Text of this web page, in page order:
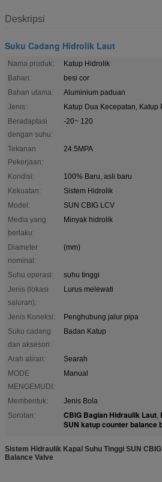
Deskripsi
Suku Cadang Hidrolik Laut
Nama produk:
Katup Hidrolik
Bahan:
besi cor
Bahan utama:
Aluminium paduan
Jenis:
Katup Dua Kecepatan, Katup
Beradaptasi
dengan suhu:
-20~ 120
Tekanan
Pekerjaan:
24.5MPA
Kondisi:
100% Baru, asli baru
Kekuatan:
Sistem Hidrolik
Model:
SUN CBIG LCV
Media yang
berlaku:
Minyak hidrolik
Diameter
nominal:
(mm)
Suhu operasi:
suhu tinggi
Jenis (lokasi
saluran):
Lurus melewati
Jenis Koneksi:
Penghubung jalur pipa
Suku cadang
dan aksesori:
Badan Katup
Arah aliran:
Searah
MODE
MENGEMUDI:
Manual
Membentuk:
Jenis Bola
Sorotan:
CBIG Bagian Hidraulik Laut,
SUN katup counter balance
Sistem Hidraulik Kapal Suhu Tinggi SUN
Balance Valve